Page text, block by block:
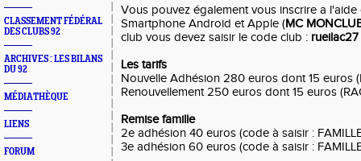
CLASSEMENT FÉDÉRAL
DES CLUBS 92
ARCHIVES : LES BILANS
DU 92
MÉDIATHÈQUE
LIENS
FORUM
Vous pouvez également vous inscrire a
Smartphone Android et Apple (MC
club vous devez saisir le code club : rueilac27
Les tarifs
Nouvelle Adhésion 280 euros dont 15 euros
Renouvellement 250 euros dont 15 euros
Remise famille
2e adhésion 40 euros (code à saisir :
3e adhésion 60 euros (code à saisir :